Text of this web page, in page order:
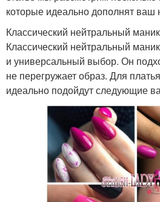
которые идеально дополнят ваш
Классический нейтральный
Классический нейтральный
и универсальный выбор. Он
не перегружает образ. Для
идеально подойдут следующие